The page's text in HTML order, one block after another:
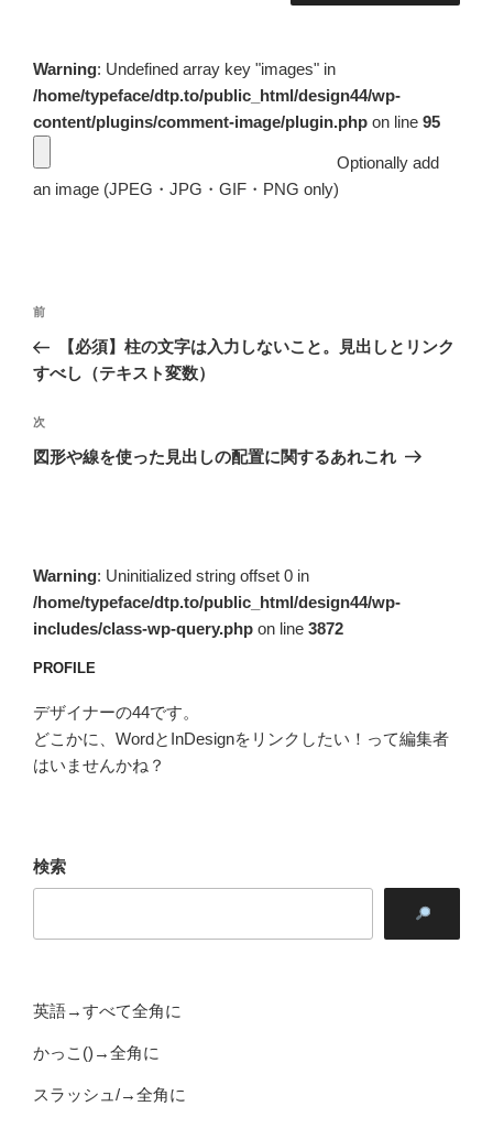
Warning: Undefined array key "images" in
/home/typeface/dtp.to/public_html/design44/wp-
content/plugins/comment-image/plugin.php on line 95
Optionally add
an image (JPEG・JPG・GIF・PNG only)
投
ナ
ゲ
ー
前
の
投
前
【必須】柱の文字は入力しないこと。見出しとリンク
すべし（テキスト変数）
次
の
次
図形や線を使った見出しの配置に関するあれこれ
Warning: Uninitialized string offset 0 in
/home/typeface/dtp.to/public_html/design44/wp-
includes/class-wp-query.php on line 3872
PROFILE
デザイナーの44です。
どこかに、WordとInDesignをリンクしたい！って編集者
はいませんかね？
検索
英語→すべて全角に
かっこ()→全角に
スラッシュ/→全角に